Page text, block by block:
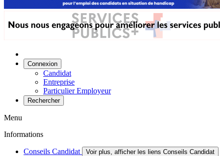
Connexion
Candidat
Entreprise
Particulier Employeur
Rechercher
Menu
Informations
Conseils Candidat Voir plus, afficher les liens Conseils Candidat